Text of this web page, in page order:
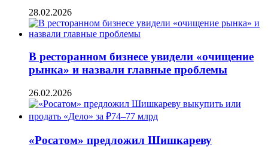
28.02.2026
В ресторанном бизнесе увидели «очищение
рынка» и назвали главные проблемы
26.02.2026
«Росатом» предложил Шишкареву